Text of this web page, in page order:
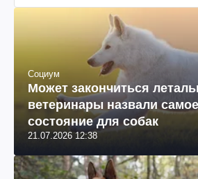
Социум
Может закончиться
ветеринары назвали
состояние для собак
21.07.2026 12:38